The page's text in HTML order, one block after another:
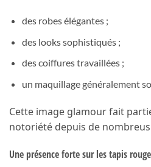
des robes élégantes ;
des looks sophistiqués ;
des coiffures travaillées ;
un maquillage généralement
Cette image glamour fait
notoriété depuis de
Une présence forte sur les tapis